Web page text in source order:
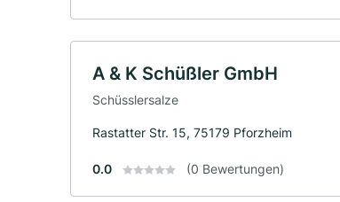
A & K Schüßler GmbH
Schüsslersalze
Rastatter Str. 15, 75179 Pforzheim
0.0 (0 Bewertungen)